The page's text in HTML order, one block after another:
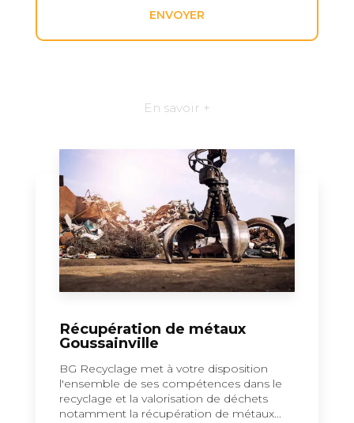
En savoir +
Récupération de métaux
Goussainville
BG Recyclage met à votre disposition
l'ensemble de ses compétences dans le
recyclage et la valorisation de déchets
notamment la récupération de métaux...